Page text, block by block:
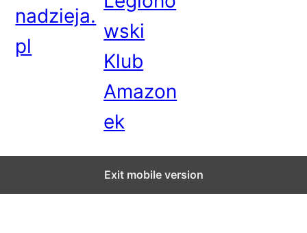
nadzieja.
pl
wski
Klub
Amazon
ek
Exit mobile version